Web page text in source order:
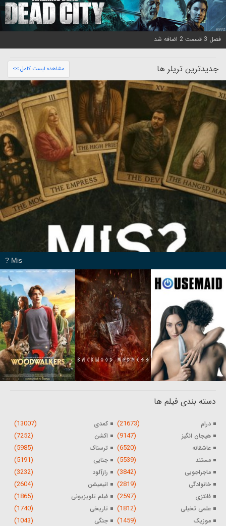
فصل 3 قسمت 2 اضافه شد
جدیدترین تریلر ها مشاهده لیست کامل >>
Mis ?
دسته بندی فیلم ها
درام (21673) کمدی (13007)
هیجان انگیز (9147) اکشن (7252)
عاشقانه (6520) ترسناک (5985)
مستند (5539) جنایی (5191)
ماجراجویی (3842) رازآلود (3232)
خانوادگی (2819) انیمیشن (2604)
فانتزی (2597) فیلم تلویزیونی (1865)
علمی تخیلی (1812) تاریخی (1740)
موزیک (1459) جنگی (1043)